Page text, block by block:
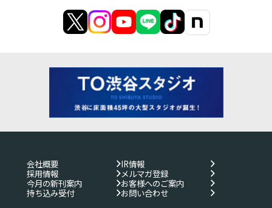
会社概要
IR情報
採用情報
メルマガ登録
今月の新刊案内
お客様へのご案内
持ち込み受付
お問い合わせ